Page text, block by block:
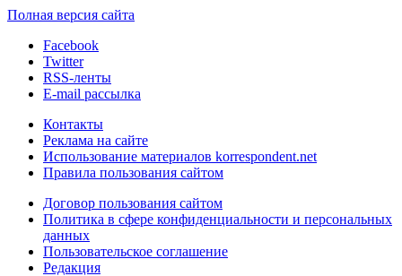
Полная версия сайта
Facebook
Twitter
RSS-ленты
E-mail рассылка
Контакты
Реклама на сайте
Использование материалов korrespondent.net
Правила пользования сайтом
Договор пользования сайтом
Политика в сфере конфиденциальности и персональных
данных
Пользовательское соглашение
Редакция